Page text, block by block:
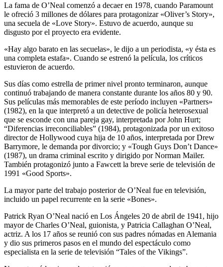
La fama de O’Neal comenzó a decaer en 1978, cuando Paramount
le ofreció 3 millones de dólares para protagonizar «Oliver’s Story»,
una secuela de «Love Story». Estuvo de acuerdo, aunque su
disgusto por el proyecto era evidente.
«Hay algo barato en las secuelas», le dijo a un periodista, «y ésta es
una completa estafa». Cuando se estrenó la película, los críticos
estuvieron de acuerdo.
Sus días como estrella de primer nivel pronto terminaron, aunque
continuó trabajando de manera constante durante los años 80 y 90.
Sus películas más memorables de este período incluyen «Partners»
(1982), en la que interpretó a un detective de policía heterosexual
que se esconde con una pareja gay, interpretada por John Hurt;
“Diferencias irreconciliables” (1984), protagonizada por un exitoso
director de Hollywood cuya hija de 10 años, interpretada por Drew
Barrymore, le demanda por divorcio; y «Tough Guys Don’t Dance»
(1987), un drama criminal escrito y dirigido por Norman Mailer.
También protagonizó junto a Fawcett la breve serie de televisión de
1991 «Good Sports».
La mayor parte del trabajo posterior de O’Neal fue en televisión,
incluido un papel recurrente en la serie «Bones».
Patrick Ryan O’Neal nació en Los Ángeles 20 de abril de 1941, hijo
mayor de Charles O’Neal, guionista, y Patricia Callaghan O’Neal,
actriz. A los 17 años se reunió con sus padres nómadas en Alemania
y dio sus primeros pasos en el mundo del espectáculo como
especialista en la serie de televisión “Tales of the Vikings”.